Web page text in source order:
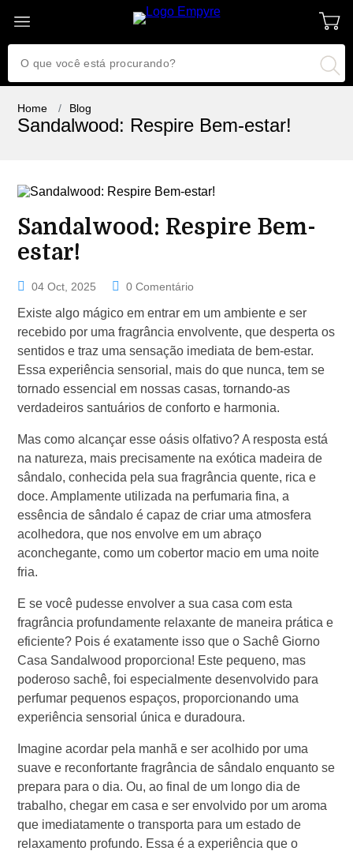
Home Blog
Sandalwood: Respire Bem-estar!
Sandalwood: Respire Bem-
estar!
04 Oct, 2025 0 Comentário
Existe algo mágico em entrar em um ambiente e ser
recebido por uma fragrância envolvente, que desperta os
sentidos e traz uma sensação imediata de bem-estar.
Essa experiência sensorial, mais do que nunca, tem se
tornado essencial em nossas casas, tornando-as
verdadeiros santuários de conforto e harmonia.
Mas como alcançar esse oásis olfativo? A resposta está
na natureza, mais precisamente na exótica madeira de
sândalo, conhecida pela sua fragrância quente, rica e
doce. Amplamente utilizada na perfumaria fina, a
essência de sândalo é capaz de criar uma atmosfera
acolhedora, que nos envolve em um abraço
aconchegante, como um cobertor macio em uma noite
fria.
E se você pudesse envolver a sua casa com esta
fragrância profundamente relaxante de maneira prática e
eficiente? Pois é exatamente isso que o Sachê Giorno
Casa Sandalwood proporciona! Este pequeno, mas
poderoso sachê, foi especialmente desenvolvido para
perfumar pequenos espaços, proporcionando uma
experiência sensorial única e duradoura.
Imagine acordar pela manhã e ser acolhido por uma
suave e reconfortante fragrância de sândalo enquanto se
prepara para o dia. Ou, ao final de um longo dia de
trabalho, chegar em casa e ser envolvido por um aroma
que imediatamente o transporta para um estado de
relaxamento profundo. Essa é a experiência que o